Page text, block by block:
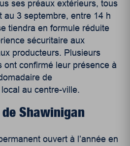
ses préaux extérieurs, tous
au 3 septembre, entre 14 h
tiendra en formule réduite
sécuritaire aux
producteurs. Plusieurs
ont confirmé leur présence à
de
local au centre-ville.
Shawinigan
ouvert à l’année en